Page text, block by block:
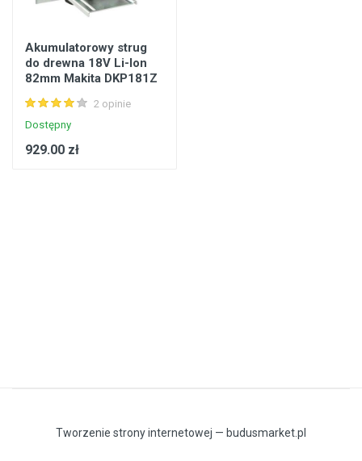
Akumulatorowy strug
do drewna 18V Li-Ion
82mm Makita DKP181Z
2 opinie
Dostępny
929.00 zł
Tworzenie strony internetowej — budusmarket.pl